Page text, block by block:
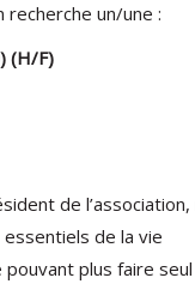
recherche un/une :
(H/F)
de
de la vie
plus faire